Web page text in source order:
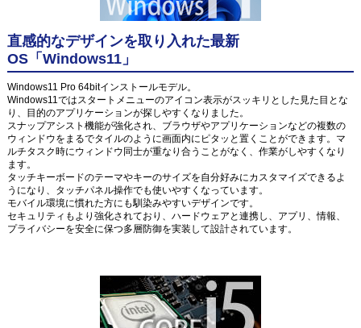
直感的なデザインを取り入れた最新
OS「Windows11」
Windows11 Pro 64bitインストールモデル。
Windows11ではスタートメニューのアイコン表示がスッキリとした見た目とな
り、目的のアプリケーションが探しやすくなりました。
スナップアシスト機能が強化され、ブラウザやアプリケーションなどの複数の
ウィンドウをまるでタイルのように画面内にピタッと置くことができます。マ
ルチタスク時にウィンドウ同士が重なり合うことがなく、作業がしやすくなり
ます。
タッチキーボードのテーマやキーのサイズを自分好みにカスタマイズできるよ
うになり、タッチパネル操作でも使いやすくなっています。
モバイル環境に慣れた方にも馴染みやすいデザインです。
セキュリティもより強化されており、ハードウェアと連携し、アプリ、情報、
プライバシーを安全に保つ多層防御を実装して設計されています。